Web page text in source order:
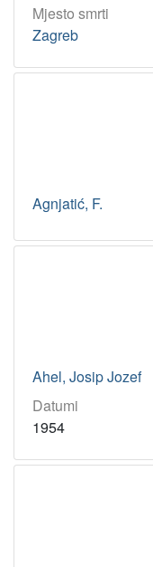
Mjesto smrti
Zagreb
Agnjatić, F.
Ahel, Josip Jozef
Datumi
1954